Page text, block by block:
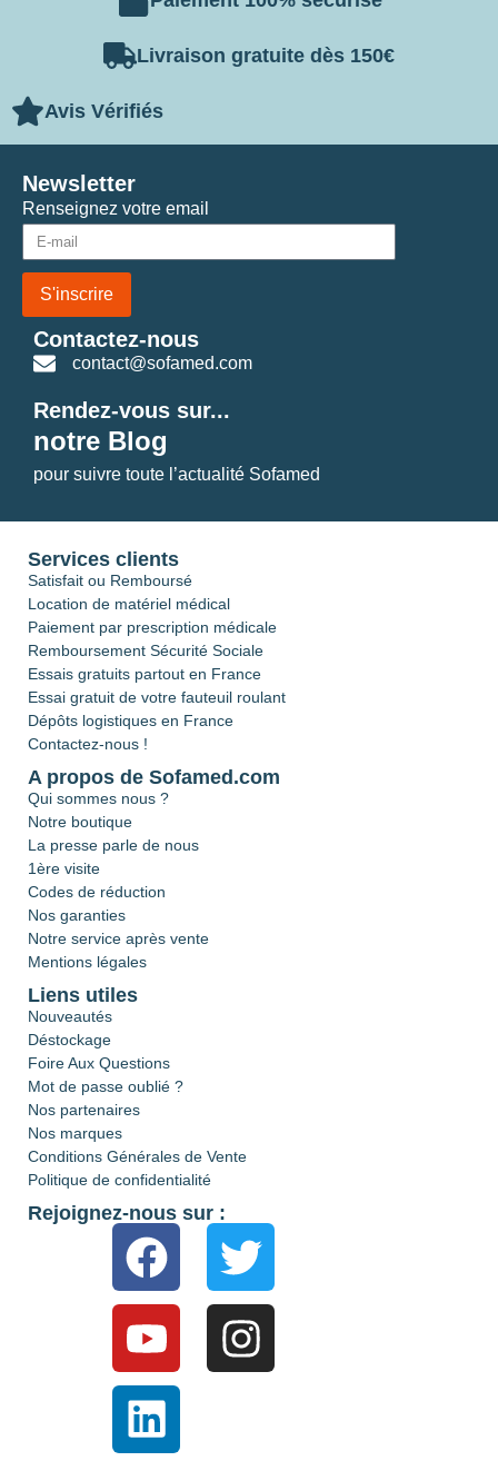
Livraison gratuite dès 150€
Avis Vérifiés
Renseignez votre email
S'inscrire
Newsletter
Contactez-nous
contact@sofamed.com
Rendez-vous sur...
notre Blog
pour suivre toute l’actualité Sofamed
Services clients
Satisfait ou Remboursé
Location de matériel médical
Paiement par prescription médicale
Remboursement Sécurité Sociale
Essais gratuits partout en France
Essai gratuit de votre fauteuil roulant
Dépôts logistiques en France
Contactez-nous !
A propos de Sofamed.com
Qui sommes nous ?
Notre boutique
La presse parle de nous
1ère visite
Codes de réduction
Nos garanties
Notre service après vente
Mentions légales
Liens utiles
Nouveautés
Déstockage
Foire Aux Questions
Mot de passe oublié ?
Nos partenaires
Nos marques
Conditions Générales de Vente
Politique de confidentialité
Rejoignez-nous sur :